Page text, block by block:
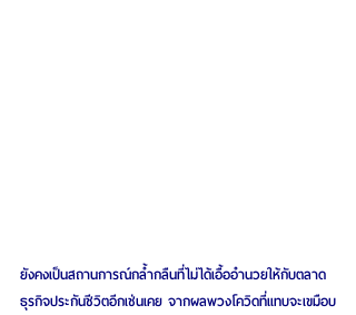
ยังคงเป็นสถานการณ์กล้ำกลืนที่ไม่ได้เอื้ออำนวยให้กับตลาด
ธุรกิจประกันชีวิตอีกเช่นเคย จากผลพวงโควิดที่แทบจะเขมือบ